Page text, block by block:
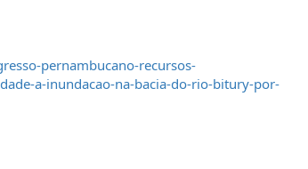
pernambucano-recursos-
a-inundacao-na-bacia-do-rio-bitury-por-